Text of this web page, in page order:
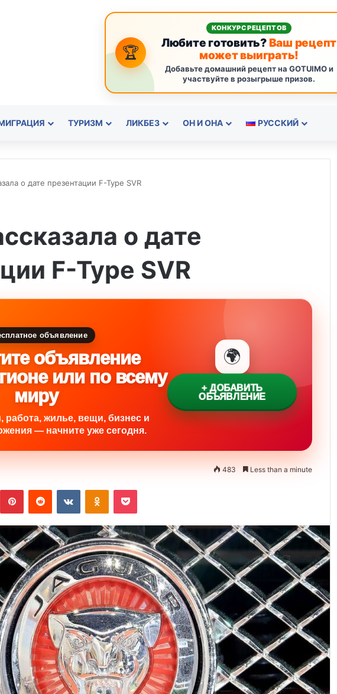
🏆
КОНКУРС РЕЦЕПТОВ
Любите готовить?Ваш рецепт
может выиграть!
Добавьте домашний рецепт на GOTUIMO и
участвуйте в розыгрыше призов.
ТУРИЗМ ЛИКБЕЗ ОН И ОНА РУССКИЙ
о дате презентации F-Type SVR
о дате
F-Type SVR
объявление
объявление
или по всему
миру
работа, жилье, вещи, бизнес и
— начните уже сегодня.
🌍
+ ДОБАВИТЬ
ОБЪЯВЛЕНИЕ
483 Less than a minute